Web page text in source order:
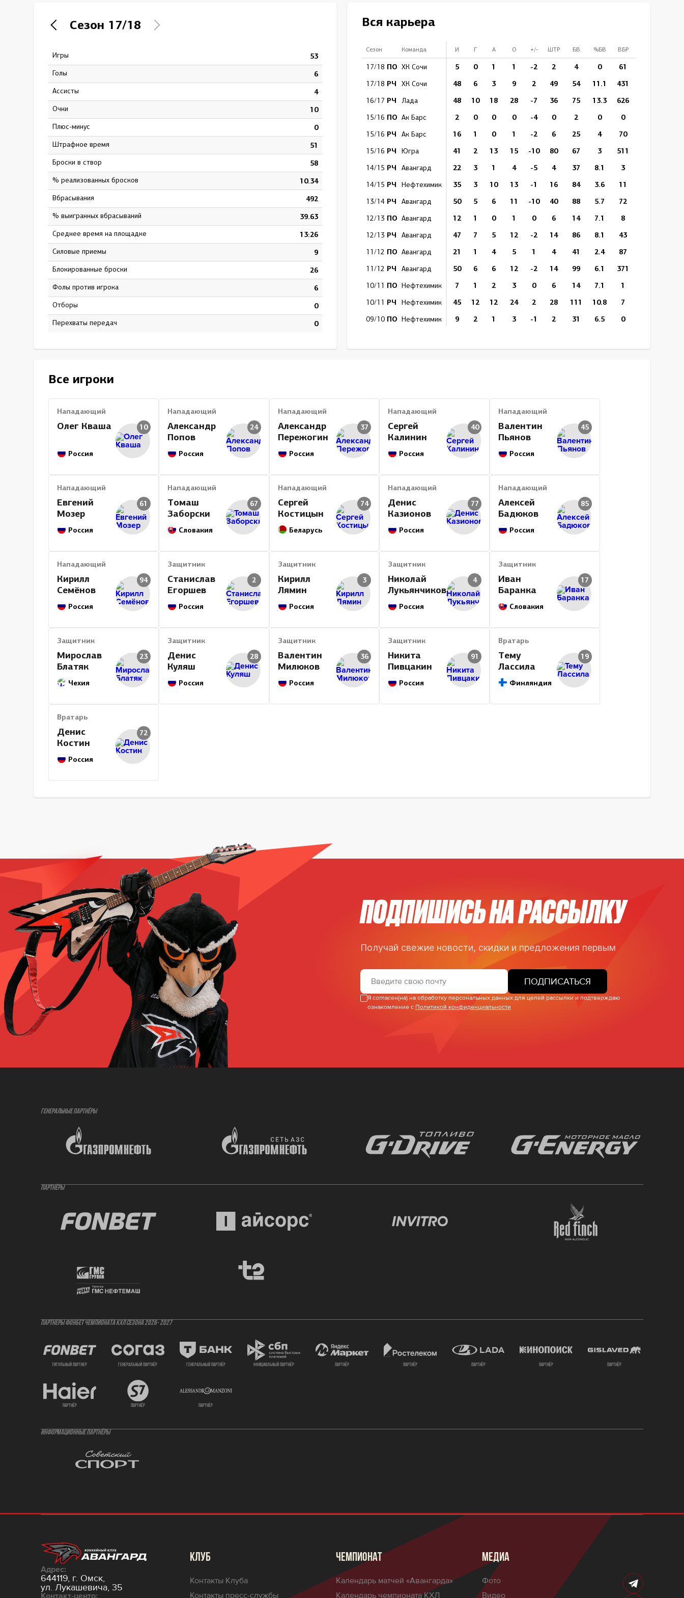
Северсталь
Сезон 17/18
Игры 53
Голы 6
Ассисты 4
Очки 10
Плюс-минус 0
штрафное время 51
Броски в створ 58
% реализованных бросков 10.34
Вбрасывания 492
% выигранных вбрасываний 39.63
Среднее время на площадке 13:26
Силовые приемы 9
Блокированные броски 26
Фолы против игрока 6
Отборы 0
Перехваты передач 0
Вся карьера
Сезон Команда И Г А О +/- ШТР БВ %БВ ВБР
17/18 ПО ХК Сочи 5 0 1 1 -2 2 4 0 61
17/18 РЧ ХК Сочи 48 6 3 9 2 49 54 11.1 431
16/17 РЧ Лада 48 10 18 28 -7 36 75 13.3 626
15/16 ПО Ак Барс 2 0 0 0 -4 0 2 0 0
15/16 РЧ Ак Барс 16 1 0 1 -2 6 25 4 70
15/16 РЧ Югра 41 2 13 15 -10 80 67 3 511
14/15 РЧ Авангард 22 3 1 4 -5 4 37 8.1 3
14/15 РЧ Нефтехимик 35 3 10 13 -1 16 84 3.6 11
13/14 РЧ Авангард 50 5 6 11 -10 40 88 5.7 72
12/13 ПО Авангард 12 1 0 1 0 6 14 7.1 8
12/13 РЧ Авангард 47 7 5 12 -2 14 86 8.1 43
11/12 ПО Авангард 21 1 4 5 1 4 41 2.4 87
11/12 РЧ Авангард 50 6 6 12 -2 14 99 6.1 371
10/11 ПО Нефтехимик 7 1 2 3 0 6 14 7.1 1
10/11 РЧ Нефтехимик 45 12 12 24 2 28 111 10.8 7
09/10 ПО Нефтехимик 9 2 1 3 -1 2 31 6.5 0
ПО 4 1 1 2 -1 0 10 10 0 0
Все игроки
Нападающий
Олег Кваша
Россия
10
Нападающий
Александр
Попов
Россия
24
Нападающий
Александр
Пережогин
Россия
37
Нападающий
Сергей
Калинин
Россия
40
Нападающий
Валентин
Пьянов
Россия
45
Нападающий
Евгений
Мозер
Россия
61
Нападающий
Томаш
Заборски
Словакия
67
Нападающий
Сергей
Костицын
Беларусь
74
Нападающий
Денис
Казионов
Россия
77
Нападающий
Алексей
Бадюков
Россия
85
Нападающий
Кирилл
Семёнов
Россия
94
Защитник
Станислав
Егоршев
Россия
2
Защитник
Кирилл
Лямин
Россия
3
Защитник
Николай
Лукьянчиков
Россия
4
Защитник
Иван
Баранка
Словакия
17
Защитник
Мирослав
Блатяк
Чехия
23
Защитник
Денис
Куляш
Россия
28
Защитник
Валентин
Милюков
Россия
36
Защитник
Никита
Пивцакин
Россия
91
Вратарь
Тему
Лассила
Финляндия
19
Вратарь
Денис
Костин
Россия
72
ПОДПИШИСЬ НА РАССЫЛКУ
Получай свежие новости, скидки и предложения первым
ПОДПИСАТЬСЯ
Я согласен(на) на обработку персональных данных для целей рассылки и подтверждаю
ознакомление с Политикой конфиденциальности
ГЕНЕРАЛЬНЫЕ ПАРТНЁРЫ
ПАРТНЁРЫ
ПАРТНЕРЫ ФОНБЕТ ЧЕМПИОНАТА КХЛ СЕЗОНА 2026- 2027
титульный партнер генеральный партнёр генеральный партнёр официальный партнёр партнёр партнёр партнёр партнёр партнёр
партнёр партнёр партнёр
ИНФОРМАЦИОННЫЕ ПАРТНЁРЫ
Адрес:
644119, г. Омск,
ул. Лукашевича, 35
Контакт-центр:
КЛУБ
Контакты Клуба
Контакты пресс-службы
ЧЕМПИОНАТ
Календарь матчей «Авангарда»
Календарь чемпионата КХЛ
МЕДИА
Фото
Видео